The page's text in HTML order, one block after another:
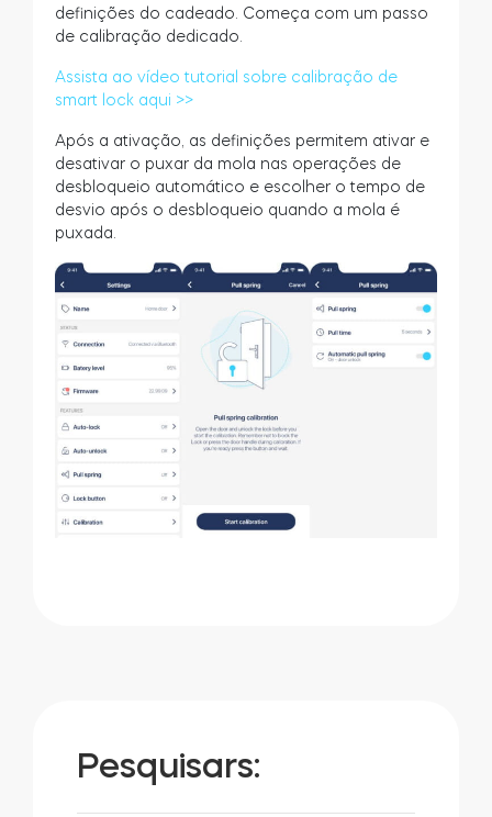
definições do cadeado. Começa com um passo
de calibração dedicado.
Assista ao vídeo tutorial sobre calibração de
smart lock aqui >>
Após a ativação, as definições permitem ativar e
desativar o puxar da mola nas operações de
desbloqueio automático e escolher o tempo de
desvio após o desbloqueio quando a mola é
puxada.
Pesquisars: